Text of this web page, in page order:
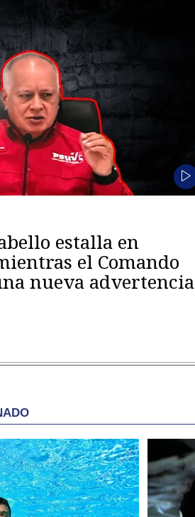
estalla en
el Comando
nueva advertencia